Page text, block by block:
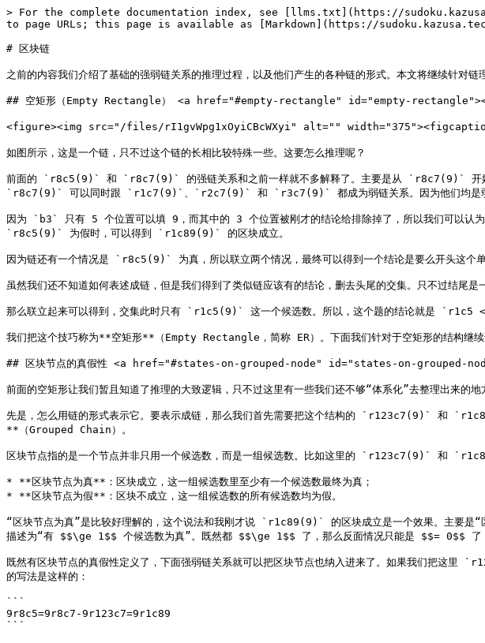
> For the complete documentation index, see [llms.txt](https://
to page URLs; this page is available as [Markdown](https://
# 区块链
之前的内容我们介绍了基础的强弱链关系的推理过程，以及他们产生的各种链的形式。本文将继续针对
## 空矩形（Empty Rectangle） <a href="#empty-rectangle" id="empty-
<figure><img src="/files/rI1gvWpg1xOyiCBcWXyi" alt=""
如图所示，这是一个链，只不过这个链的长相比较特殊一些。这要怎么推理呢？
前面的 `r8c5(9)` 和 `r8c7(9)` 的强链关系和之前一样就不多解释了。主要是从 `r8c7(9)` 开
`r8c7(9)` 可以同时跟 `r1c7(9)`、`r2c7(9)` 和 `r3c7(9)` 都成为弱链关系。因为他们均是弱链
因为 `b3` 只有 5 个位置可以填 9，而其中的 3 个位置被刚才的结论给排除掉了，所以我们可以认
`r8c5(9)` 为假时，可以得到 `r1c89(9)` 的区块成立。
因为链还有一个情况是 `r8c5(9)` 为真，所以联立两个情况，最终可以得到一个结论是要么开头
虽然我们还不知道如何表述成链，但是我们得到了类似链应该有的结论，删去头尾的交集。只不过结尾
那么联立起来可以得到，交集此时只有 `r1c5(9)` 这一个候选数。所以，这个题的结论就是 `r1c5
我们把这个技巧称为**空矩形**（Empty Rectangle，简称 ER）。下面我们针对于空矩形的结构继续
## 区块节点的真假性 <a href="#states-on-grouped-node" id="states-on-grouped-
前面的空矩形让我们暂且知道了推理的大致逻辑，只不过这里有一些我们还不够“体系化”去整理出来的地
先是，怎么用链的形式表示它。要表示成链，那么我们首先需要把这个结构的 `r123c7(9)` 和
**（Grouped Chain）。
区块节点指的是一个节点并非只用一个候选数，而是一组候选数。比如这里的 `r123c7(9)` 和
* **区块节点为真**：区块成立，这一组候选数里至少有一个候选数最终为真；
* **区块节点为假**：区块不成立，这一组候选数的所有候选数均为假。
“区块节点为真”是比较好理解的，这个说法和我刚才说 `r1c89(9)` 的区块成立是一个效果。主要是“
描述为“有 $$\ge 1$$ 个候选数为真”。既然都 $$\ge 1$$ 了，那么反面情况只能是 $$= 0$$ 了
既然有区块节点的真假性定义了，下面强弱链关系就可以把区块节点也纳入进来了。如果我们把这
的写法是这样的：
```
9r8c5=9r8c7-9r123c7=9r1c89
```